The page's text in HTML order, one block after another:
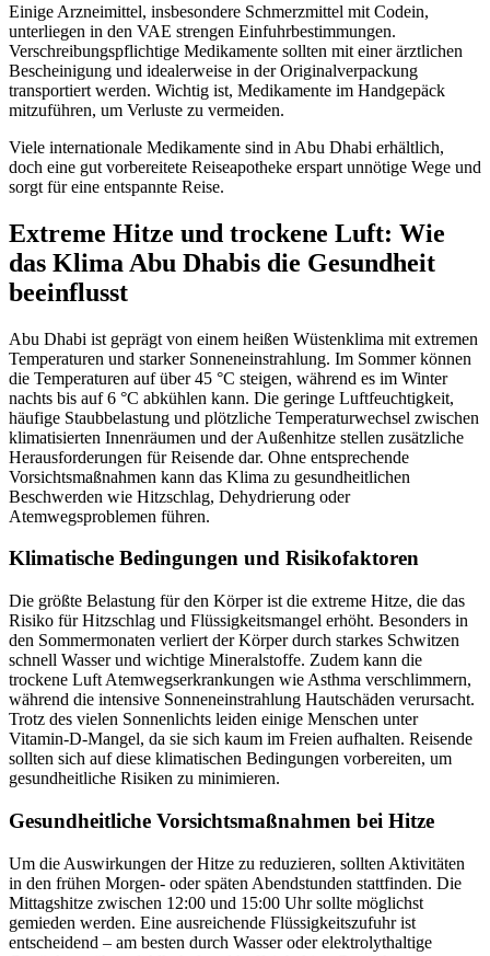
Einige Arzneimittel, insbesondere Schmerzmittel mit Codein,
unterliegen in den VAE strengen Einfuhrbestimmungen.
Verschreibungspflichtige Medikamente sollten mit einer ärztlichen
Bescheinigung und idealerweise in der Originalverpackung
transportiert werden. Wichtig ist, Medikamente im Handgepäck
mitzuführen, um Verluste zu vermeiden.
Viele internationale Medikamente sind in Abu Dhabi erhältlich,
doch eine gut vorbereitete Reiseapotheke erspart unnötige Wege und
sorgt für eine entspannte Reise.
Extreme Hitze und trockene Luft: Wie
das Klima Abu Dhabis die Gesundheit
beeinflusst
Abu Dhabi ist geprägt von einem heißen Wüstenklima mit extremen
Temperaturen und starker Sonneneinstrahlung. Im Sommer können
die Temperaturen auf über 45 °C steigen, während es im Winter
nachts bis auf 6 °C abkühlen kann. Die geringe Luftfeuchtigkeit,
häufige Staubbelastung und plötzliche Temperaturwechsel zwischen
klimatisierten Innenräumen und der Außenhitze stellen zusätzliche
Herausforderungen für Reisende dar. Ohne entsprechende
Vorsichtsmaßnahmen kann das Klima zu gesundheitlichen
Beschwerden wie Hitzschlag, Dehydrierung oder
Atemwegsproblemen führen.
Klimatische Bedingungen und Risikofaktoren
Die größte Belastung für den Körper ist die extreme Hitze, die das
Risiko für Hitzschlag und Flüssigkeitsmangel erhöht. Besonders in
den Sommermonaten verliert der Körper durch starkes Schwitzen
schnell Wasser und wichtige Mineralstoffe. Zudem kann die
trockene Luft Atemwegserkrankungen wie Asthma verschlimmern,
während die intensive Sonneneinstrahlung Hautschäden verursacht.
Trotz des vielen Sonnenlichts leiden einige Menschen unter
Vitamin-D-Mangel, da sie sich kaum im Freien aufhalten. Reisende
sollten sich auf diese klimatischen Bedingungen vorbereiten, um
gesundheitliche Risiken zu minimieren.
Gesundheitliche Vorsichtsmaßnahmen bei Hitze
Um die Auswirkungen der Hitze zu reduzieren, sollten Aktivitäten
in den frühen Morgen- oder späten Abendstunden stattfinden. Die
Mittagshitze zwischen 12:00 und 15:00 Uhr sollte möglichst
gemieden werden. Eine ausreichende Flüssigkeitszufuhr ist
entscheidend – am besten durch Wasser oder elektrolythaltige